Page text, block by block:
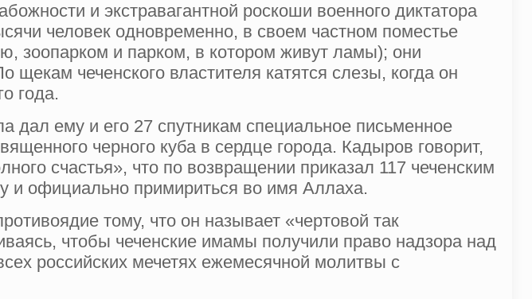
и экстравагантной роскоши военного диктатора
человек одновременно, в своем частном поместье
зоопарком и парком, в котором живут ламы); они
щекам чеченского властителя катятся слезы, когда он
года.
дал ему и его 27 спутникам специальное письменное
черного куба в сердце города. Кадыров говорит,
счастья», что по возвращении приказал 117 чеченским
и официально примириться во имя Аллаха.
тому, что он называет «чертовой так
чтобы чеченские имамы получили право надзора над
российских мечетях ежемесячной молитвы с